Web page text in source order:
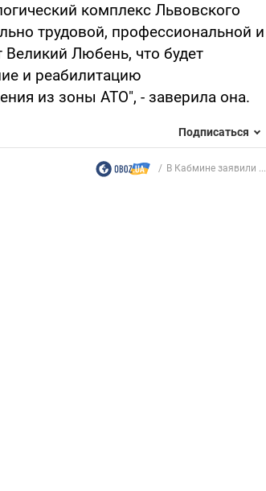
комплекс Львовского
трудовой, профессиональной и
Любень, что будет
и реабилитацию
из зоны АТО", - заверила она.
Подписаться
В Кабмине заявили ...